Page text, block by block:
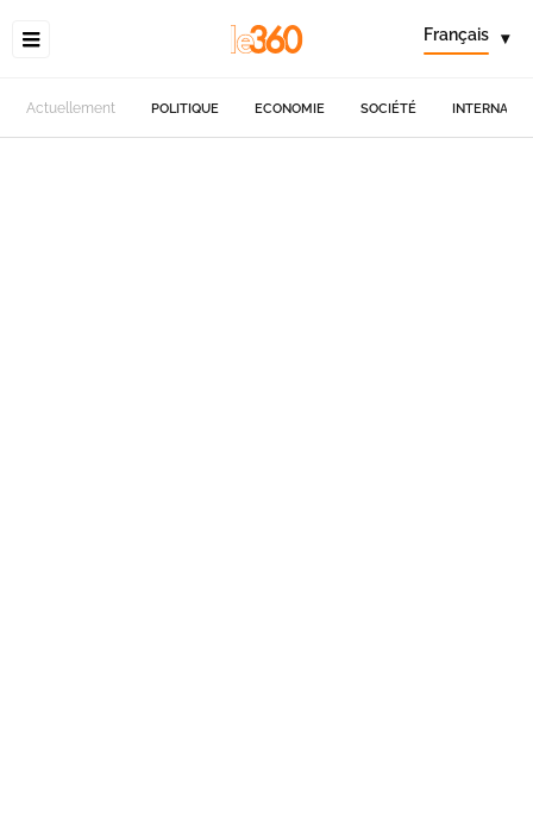
Français ▾
Actuellement POLITIQUE ECONOMIE SOCIÉTÉ